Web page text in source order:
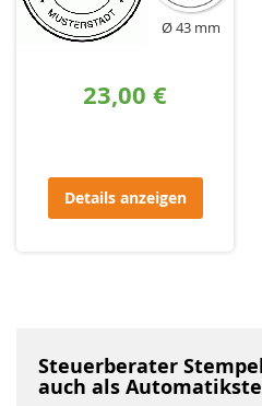
Ø 43 mm
23,00 €
Details anzeigen
Steuerberater
auch als